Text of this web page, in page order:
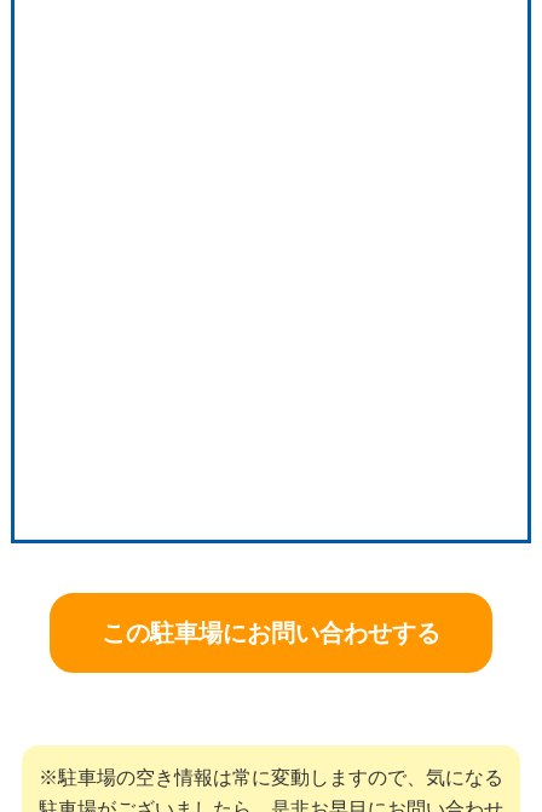
この駐車場にお問い合わせする
※駐車場の空き情報は常に変動しますので、気になる